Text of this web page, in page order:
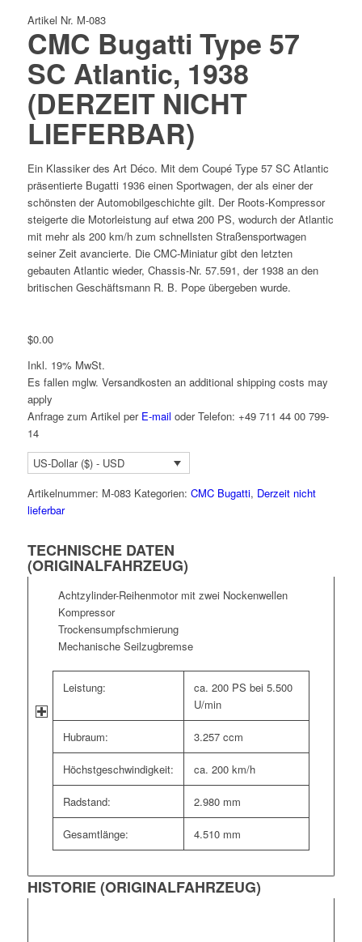
Artikel Nr. M-083
CMC Bugatti Type 57
SC Atlantic, 1938
(DERZEIT NICHT
LIEFERBAR)
Ein Klassiker des Art Déco. Mit dem Coupé Type 57 SC Atlantic
präsentierte Bugatti 1936 einen Sportwagen, der als einer der
schönsten der Automobilgeschichte gilt. Der Roots-Kompressor
steigerte die Motorleistung auf etwa 200 PS, wodurch der Atlantic
mit mehr als 200 km/h zum schnellsten Straßensportwagen
seiner Zeit avancierte. Die CMC-Miniatur gibt den letzten
gebauten Atlantic wieder, Chassis-Nr. 57.591, der 1938 an den
britischen Geschäftsmann R. B. Pope übergeben wurde.
$0.00
Inkl. 19% MwSt.
Es fallen mglw. Versand­kosten an additional shipping costs may
apply
Anfrage zum Artikel per E-mail oder Telefon: +49 711 44 00 799-
14
US-Dollar ($) - USD
Artikelnummer: M-083 Kategorien: CMC Bugatti, Derzeit nicht
lieferbar
TECHNISCHE DATEN
(ORIGINALFAHRZEUG)
Achtzylinder-Reihenmotor mit zwei Nockenwellen
Kompressor
Trockensumpfschmierung
Mechanische Seilzugbremse
Leistung:
ca. 200 PS bei 5.500
U/min
Hubraum: 3.257 ccm
Höchstgeschwindigkeit: ca. 200 km/h
Radstand: 2.980 mm
Gesamtlänge: 4.510 mm
HISTORIE (ORIGINALFAHRZEUG)